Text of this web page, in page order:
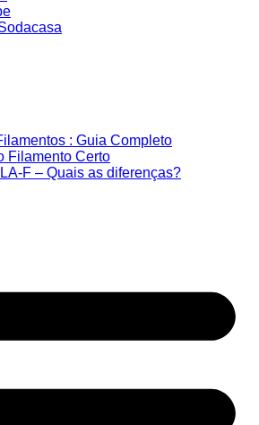
: Guia Completo
Filamento Certo
F – Quais as diferenças?